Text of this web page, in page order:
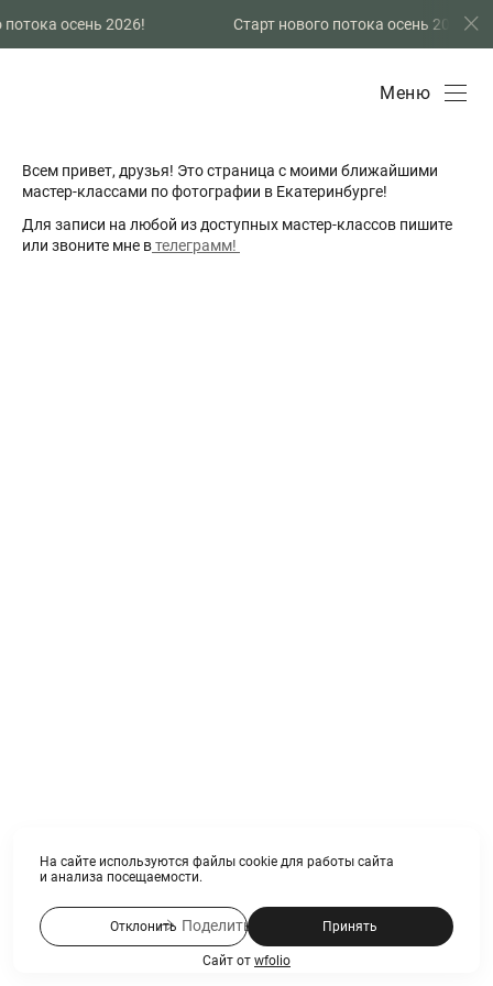
потока осень 2026! Старт нового потока осень 2026!
Меню
Всем привет, друзья! Это страница с моими ближайшими
мастер-классами по фотографии в Екатеринбурге!
Для записи на любой из доступных мастер-классов пишите
или звоните мне втелеграмм!
Поделиться ссылкой
Сайт от wfolio
На сайте используются файлы cookie для работы сайта
и анализа посещаемости.
Отклонить Принять